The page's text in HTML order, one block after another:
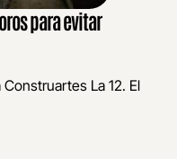
para evitar
La 12. El